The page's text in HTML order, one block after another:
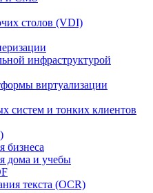
столов (VDI)
инфраструктурой
виртуализации
систем и тонких клиентов
бизнеса
дома и учебы
текста (OCR)